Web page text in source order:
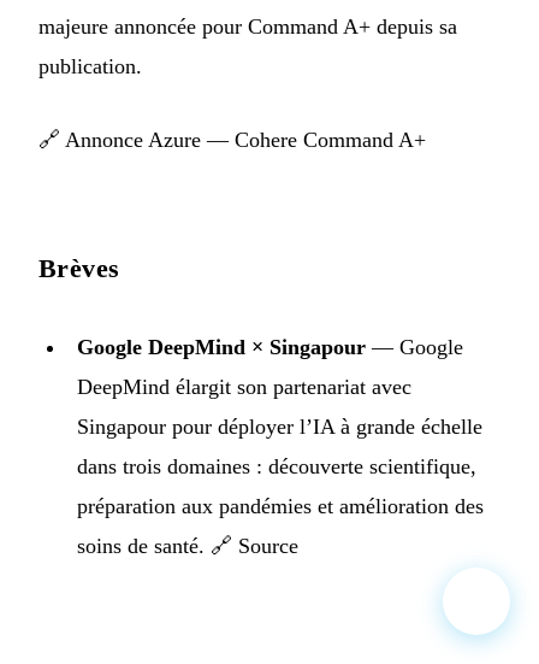
majeure annoncée pour Command A+ depuis sa
publication.
🔗 Annonce Azure — Cohere Command A+
Brèves
Google DeepMind × Singapour — Google
DeepMind élargit son partenariat avec
Singapour pour déployer l’IA à grande échelle
dans trois domaines : découverte scientifique,
préparation aux pandémies et amélioration des
soins de santé. 🔗 Source